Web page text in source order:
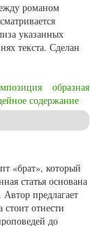
романом
указанных
текста. Сделан
образная
содержание
«брат», который
статья основана
предлагает
отнести
до